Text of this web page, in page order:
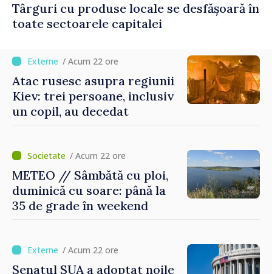
Târguri cu produse locale se desfășoară în
toate sectoarele capitalei
/ Acum 22 ore
Atac rusesc asupra regiunii
Kiev: trei persoane, inclusiv
un copil, au decedat
/ Acum 22 ore
METEO // Sâmbătă cu ploi,
duminică cu soare: până la
35 de grade în weekend
/ Acum 22 ore
Senatul SUA a adoptat noile